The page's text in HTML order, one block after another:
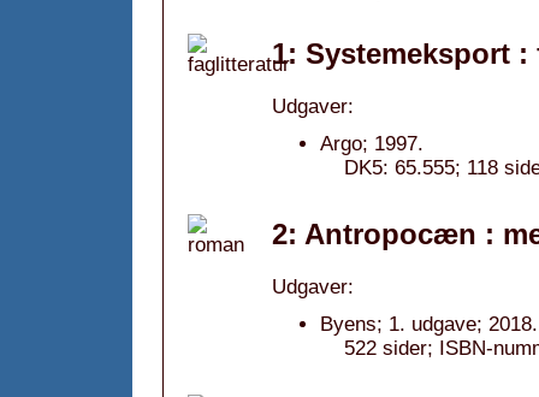
1: Systemeksport
Udgaver:
Argo; 1997.
DK5: 65.555; 118
2: Antropocæn :
Udgaver:
Byens; 1. udgave; 2018.
522 sider; ISBN-